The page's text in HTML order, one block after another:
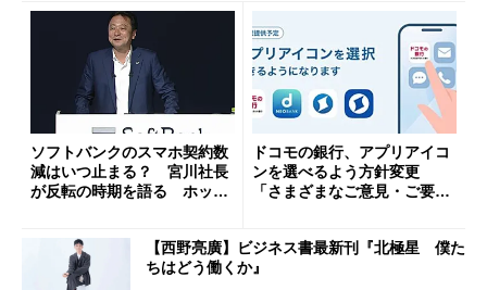
ソフトバンクのスマホ契約数
減はいつ止まる？ 宮川社長
が反転の時期を語る ホッピ
ドコモの銀行、アプリアイコ
ンを選べるよう方針変更
「さまざまなご意見・ご要望
【西野亮廣】ビジネス書最新刊『北極星 僕た
ちはどう働くか』